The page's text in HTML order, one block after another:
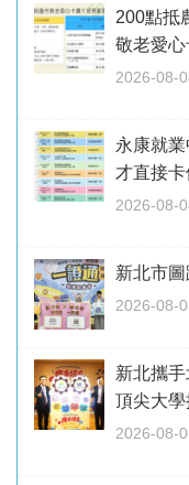
200點抵
敬老愛
2026-08-
永康就
才直接卡
2026-08-
新北市
2026-08-
新北攜
頂尖大
2026-08-